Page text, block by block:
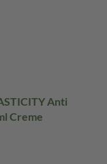
Anti
Creme